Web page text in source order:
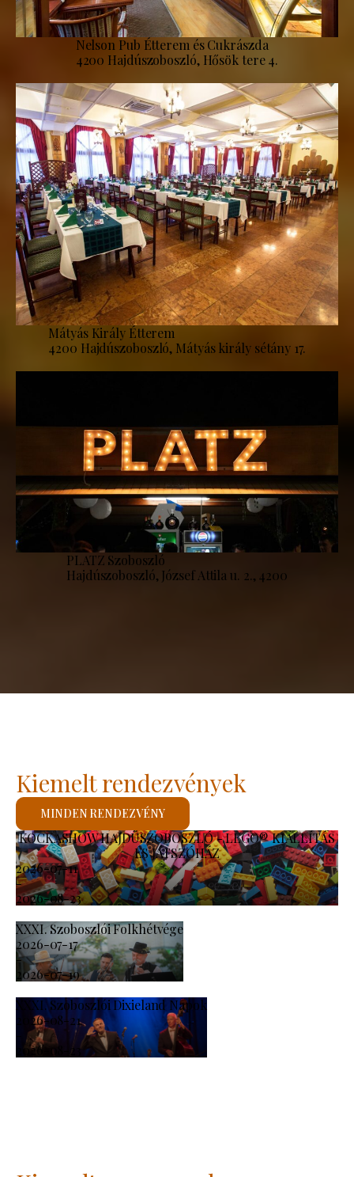
Nelson Pub Étterem és Cukrászda
4200 Hajdúszoboszló, Hősök tere 4.
Mátyás Király Étterem
4200 Hajdúszoboszló, Mátyás király sétány 17.
PLATZ Szoboszló
Hajdúszoboszló, József Attila u. 2., 4200
KOCKASHOW HAJDÚSZOBOSZLÓ - LEGO® KIÁLLÍTÁS
ÉS JÁTSZÓHÁZ
2026-07-11
-
2026-08-23
XXXI. Szoboszlói Folkhétvége
2026-07-17
-
2026-07-19
XXXI. Szoboszlói Dixieland Napok
2026-08-21
-
2026-08-23
Kiemelt rendezvények
MINDEN RENDEZVÉNY